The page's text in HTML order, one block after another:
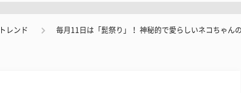
レンド 毎月11日は「髭祭り」！ 神秘的で愛らしいネコちゃん